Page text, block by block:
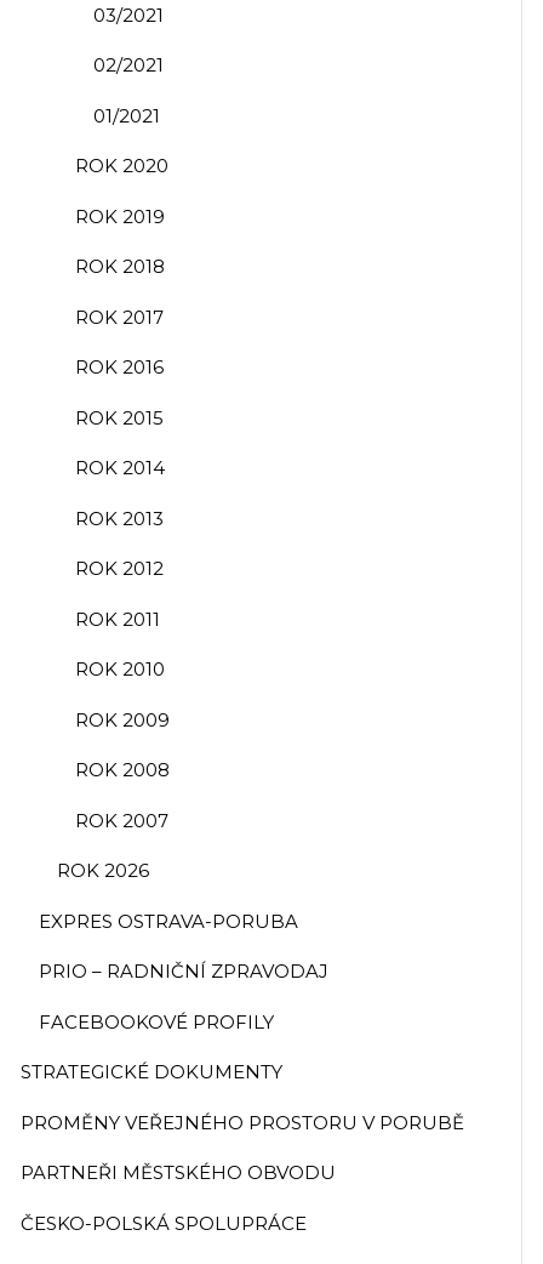
03/2021
02/2021
01/2021
ROK 2020
ROK 2019
ROK 2018
ROK 2017
ROK 2016
ROK 2015
ROK 2014
ROK 2013
ROK 2012
ROK 2011
ROK 2010
ROK 2009
ROK 2008
ROK 2007
ROK 2026
EXPRES OSTRAVA-PORUBA
PRIO – RADNIČNÍ ZPRAVODAJ
FACEBOOKOVÉ PROFILY
STRATEGICKÉ DOKUMENTY
PROMĚNY VEŘEJNÉHO PROSTORU V PORUBĚ
PARTNEŘI MĚSTSKÉHO OBVODU
ČESKO-POLSKÁ SPOLUPRÁCE